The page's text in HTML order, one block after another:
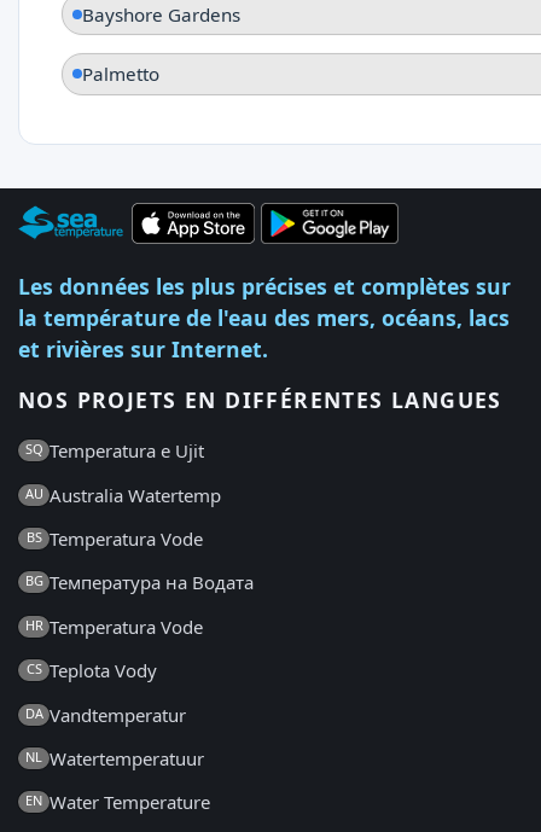
Bayshore Gardens
Palmetto
Les données les plus précises et complètes sur
la température de l'eau des mers, océans, lacs
et rivières sur Internet.
NOS PROJETS EN DIFFÉRENTES LANGUES
SQ Temperatura e Ujit
AU Australia Watertemp
BS Temperatura Vode
BG Температура на Водата
HR Temperatura Vode
CS Teplota Vody
DA Vandtemperatur
NL Watertemperatuur
EN Water Temperature